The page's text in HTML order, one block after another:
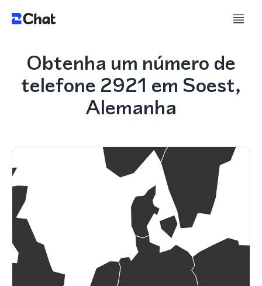
Obtenha um número de
telefone 2921 em Soest,
Alemanha